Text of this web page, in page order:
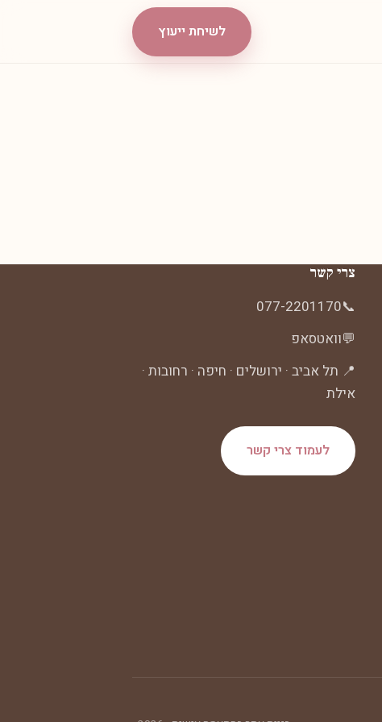
לשיחת ייעוץ
צרי קשר
📞
077-2201170
💬וואטסאפ
📍 תל אביב · ירושלים · חיפה · רחובות ·
אילת
לעמוד צרי קשר